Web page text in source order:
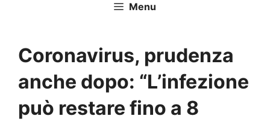
Menu
Coronavirus, prudenza
anche dopo: “L’infezione
può restare fino a 8